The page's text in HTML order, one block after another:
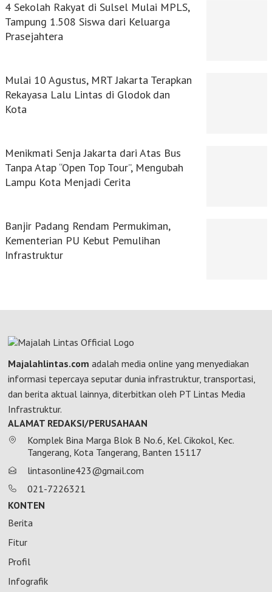
4 Sekolah Rakyat di Sulsel Mulai MPLS,
Tampung 1.508 Siswa dari Keluarga
Prasejahtera
Mulai 10 Agustus, MRT Jakarta Terapkan
Rekayasa Lalu Lintas di Glodok dan
Kota
Menikmati Senja Jakarta dari Atas Bus
Tanpa Atap “Open Top Tour”, Mengubah
Lampu Kota Menjadi Cerita
Banjir Padang Rendam Permukiman,
Kementerian PU Kebut Pemulihan
Infrastruktur
Majalahlintas.com adalah media online yang menyediakan
informasi tepercaya seputar dunia infrastruktur, transportasi,
dan berita aktual lainnya, diterbitkan oleh PT Lintas Media
Infrastruktur.
ALAMAT REDAKSI/PERUSAHAAN
Komplek Bina Marga Blok B No.6, Kel. Cikokol, Kec.
Tangerang, Kota Tangerang, Banten 15117
lintasonline423@gmail.com
021-7226321
KONTEN
Berita
Fitur
Profil
Infografik